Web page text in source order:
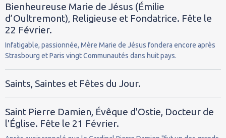
Bienheureuse Marie de Jésus (Émilie
d’Oultremont), Religieuse et Fondatrice. Fête le
22 Février.
Infatigable, passionnée, Mère Marie de Jésus fondera encore après
Strasbourg et Paris vingt Communautés dans huit pays.
Saints, Saintes et Fêtes du Jour.
Saint Pierre Damien, Évêque d'Ostie, Docteur de
l'Église. Fête le 21 Février.